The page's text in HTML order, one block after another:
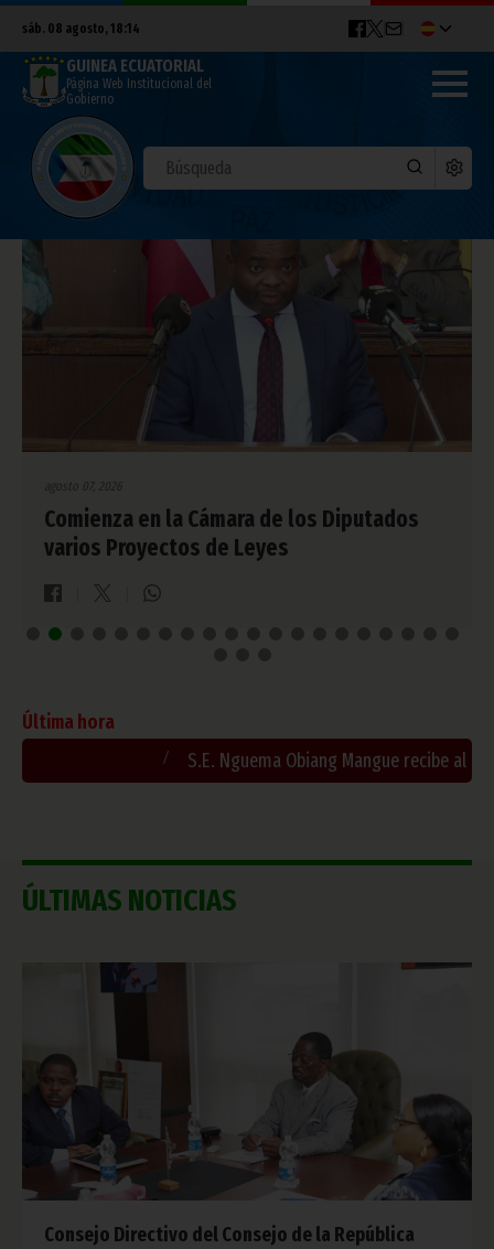
sáb. 08 agosto, 18:14
GUINEA ECUATORIAL
Página Web Institucional del
Gobierno
agosto 07, 2026
Comienza en la Cámara de los Diputados
varios Proyectos de Leyes
Última hora
S.E. Nguema Obiang Mangue recibe al Embajador
ÚLTIMAS NOTICIAS
Consejo Directivo del Consejo de la República